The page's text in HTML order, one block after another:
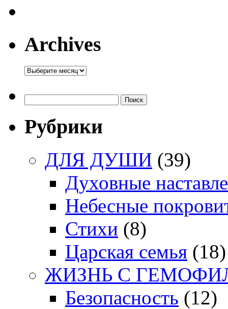
Archives
Archives
Рубрики
ДЛЯ ДУШИ (39)
Духовные
Небесные
Стихи (8)
Царская семья (18)
ЖИЗНЬ С
Безопасность (12)